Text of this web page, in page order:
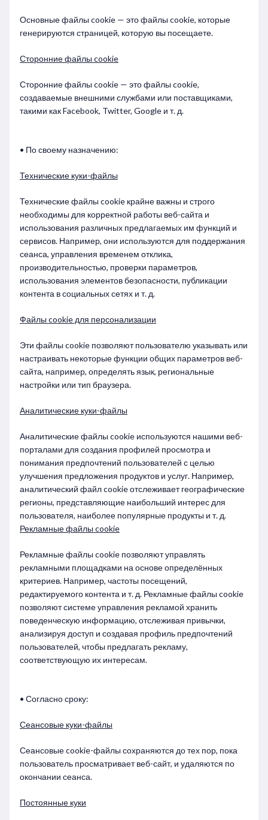
Основные файлы cookie — это файлы cookie, которые
генерируются страницей, которую вы посещаете.
Сторонние файлы cookie
Сторонние файлы cookie — это файлы cookie,
создаваемые внешними службами или поставщиками,
такими как Facebook, Twitter, Google и т. д.
• По своему назначению:
Технические куки-файлы
Технические файлы cookie крайне важны и строго
необходимы для корректной работы веб-сайта и
использования различных предлагаемых им функций и
сервисов. Например, они используются для поддержания
сеанса, управления временем отклика,
производительностью, проверки параметров,
использования элементов безопасности, публикации
контента в социальных сетях и т. д.
Файлы cookie для персонализации
Эти файлы cookie позволяют пользователю указывать или
настраивать некоторые функции общих параметров веб-
сайта, например, определять язык, региональные
настройки или тип браузера.
Аналитические куки-файлы
Аналитические файлы cookie используются нашими веб-
порталами для создания профилей просмотра и
понимания предпочтений пользователей с целью
улучшения предложения продуктов и услуг. Например,
аналитический файл cookie отслеживает географические
регионы, представляющие наибольший интерес для
пользователя, наиболее популярные продукты и т. д.
Рекламные файлы cookie
Рекламные файлы cookie позволяют управлять
рекламными площадками на основе определённых
критериев. Например, частоты посещений,
редактируемого контента и т. д. Рекламные файлы cookie
позволяют системе управления рекламой хранить
поведенческую информацию, отслеживая привычки,
анализируя доступ и создавая профиль предпочтений
пользователей, чтобы предлагать рекламу,
соответствующую их интересам.
• Согласно сроку:
Сеансовые куки-файлы
Сеансовые cookie-файлы сохраняются до тех пор, пока
пользователь просматривает веб-сайт, и удаляются по
окончании сеанса.
Постоянные куки